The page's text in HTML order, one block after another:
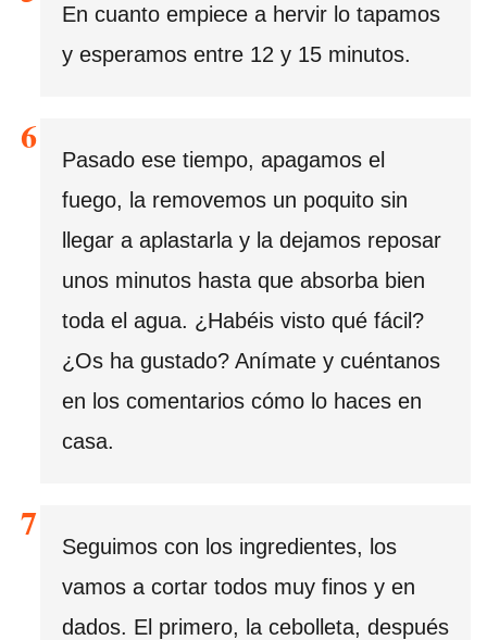
En cuanto empiece a hervir lo tapamos
y esperamos entre 12 y 15 minutos.
Pasado ese tiempo, apagamos el
fuego, la removemos un poquito sin
llegar a aplastarla y la dejamos reposar
unos minutos hasta que absorba bien
toda el agua. ¿Habéis visto qué fácil?
¿Os ha gustado? Anímate y cuéntanos
en los comentarios cómo lo haces en
casa.
Seguimos con los ingredientes, los
vamos a cortar todos muy finos y en
dados. El primero, la cebolleta, después